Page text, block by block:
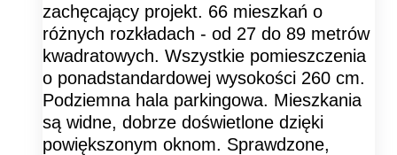
zachęcający projekt. 66 mieszkań o
różnych rozkładach - od 27 do 89 metrów
kwadratowych. Wszystkie pomieszczenia
o ponadstandardowej wysokości 260 cm.
Podziemna hala parkingowa. Mieszkania
są widne, dobrze doświetlone dzięki
powiększonym oknom. Sprawdzone,